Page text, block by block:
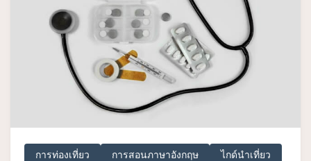
การท่องเที่ยว การสอนภาษาอังกฤษ ไกด์นำเที่ยว